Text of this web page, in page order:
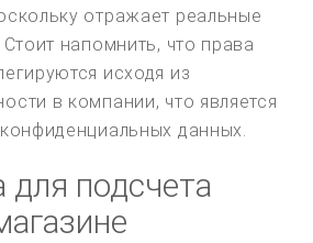
отражает реальные
напомнить, что права
исходя из
в компании, что является
данных.
подсчета